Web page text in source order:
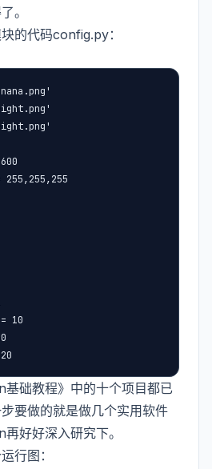
。
的代码config.py：
255,255,255
10
础教程》中的十个项目都已
要做的就是做几个实用软件
好好深入研究下。
行图：